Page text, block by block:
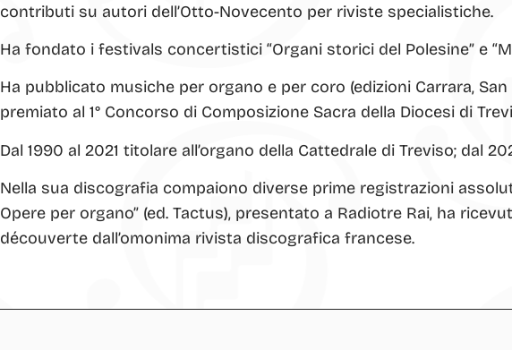
contributi su autori dell’Otto-Novecento per riviste specialistiche.
Ha fondato i festivals concertistici “Organi storici del Polesine” e
Ha pubblicato musiche per organo e per coro (edizioni Carrara, San
premiato al 1° Concorso di Composizione Sacra della Diocesi di
Dal 1990 al 2021 titolare all’organo della Cattedrale di Treviso; dal
Nella sua discografia compaiono diverse prime registrazioni
Opere per organo” (ed. Tactus), presentato a Radiotre Rai, ha
découverte dall’omonima rivista discografica francese.